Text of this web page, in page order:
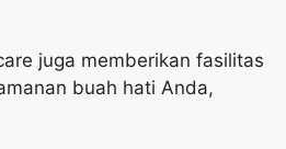
juga memberikan fasilitas
buah hati Anda,